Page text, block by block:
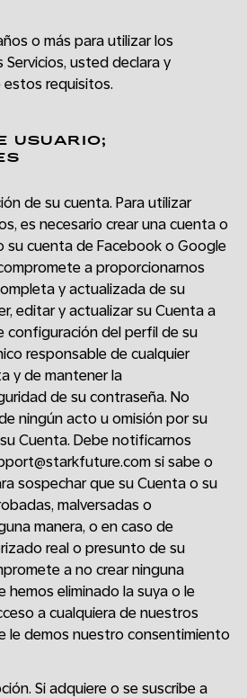
o más para utilizar los
Servicios, usted declara y
requisitos.
USUARIO;
de su cuenta. Para utilizar
es necesario crear una cuenta o
su cuenta de Facebook o Google
a proporcionarnos
y actualizada de su
editar y actualizar su Cuenta a
configuración del perfil de su
responsable de cualquier
y de mantener la
de su contraseña. No
ningún acto u omisión por su
Cuenta. Debe notificarnos
si sabe o
sospechar que su Cuenta o su
malversadas o
manera, o en caso de
real o presunto de su
a no crear ninguna
hemos eliminado la suya o le
a cualquiera de nuestros
le demos nuestro consentimiento
Si adquiere o se suscribe a